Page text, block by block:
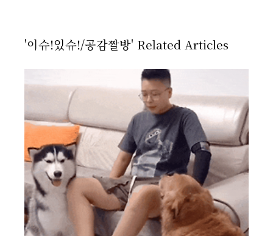
'이슈!있슈!/공감짤방' Related Articles